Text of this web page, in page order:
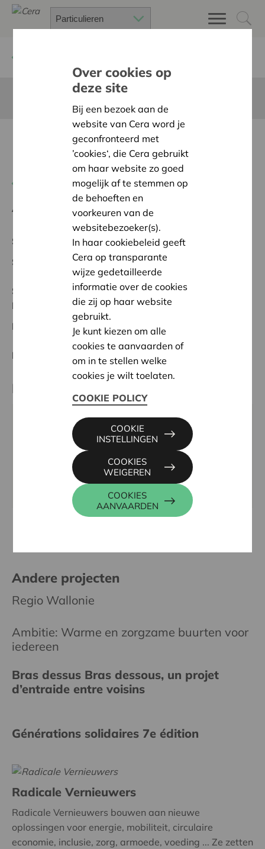
Rassemblement Fédéral du
Terug naar overzicht
Ambitie: Warme en zorgzame buurten voor iedereen
Supraregional Project
Startdatum:
25/09/2024
Status:
Volledig
Réunion des bureaux
Datum:
25/09/2024
Beslissing: Goedgekeurd
Partner
FéDéRATION NATIONALE DES PATROS, RUE DE
L'HOPITAL 15-17, 6060 CHARLEROI
071 28 69 50
fnp@patro.be
www.patro.be
Andere projecten
Regio Wallonie
Ambitie: Warme en zorgzame buurten voor
iedereen
Bras dessus Bras dessous, un projet
d’entraide entre voisins
Générations solidaires 7e édition
Radicale Vernieuwers
Radicale Vernieuwers bouwen aan nieuwe
oplossingen voor energie, mobiliteit, circulaire
economie, inclusie, zorg, armoede, voeding ... Ze zetten
Over cookies op
deze site
Bij een bezoek aan de
website van Cera word je
geconfronteerd met
’cookies‘, die Cera gebruikt
om haar website zo goed
mogelijk af te stemmen op
de behoeften en
voorkeuren van de
websitebezoeker(s).
In haar cookiebeleid geeft
Cera op transparante
wijze gedetailleerde
informatie over de cookies
die zij op haar website
gebruikt.
Je kunt kiezen om alle
cookies te aanvaarden of
om in te stellen welke
cookies je wilt toelaten.
COOKIE POLICY
COOKIES
AANVAARDEN
COOKIES
WEIGEREN
COOKIE
INSTELLINGEN